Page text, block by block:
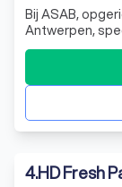
Bij ASAB,
Antwerpen,
en buiten,
verven, en
transformeren
vandaag nog
4.HD Fresh